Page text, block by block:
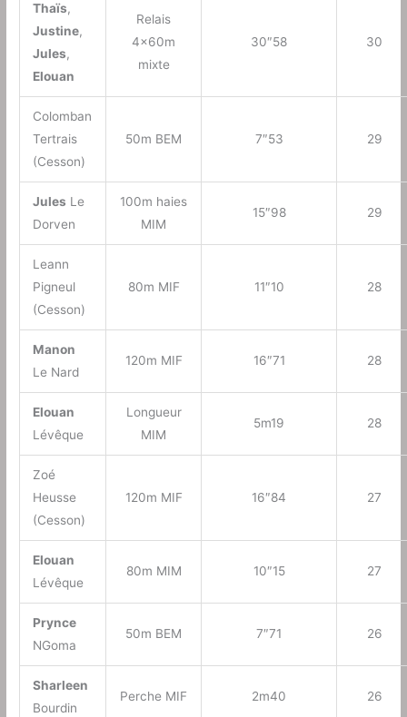
Thaïs,
Justine,
Jules,
Elouan
Relais
4x60m
mixte
30″58 30
Colomban
Tertrais
(Cesson)
50m BEM 7″53 29
Jules Le
Dorven
100m haies
MIM
15″98 29
Leann
Pigneul
(Cesson)
80m MIF 11″10 28
Manon
Le Nard
120m MIF 16″71 28
Elouan
Lévêque
Longueur
MIM
5m19 28
Zoé
Heusse
(Cesson)
120m MIF 16″84 27
Elouan
Lévêque
80m MIM 10″15 27
Prynce
NGoma
50m BEM 7″71 26
Sharleen
Bourdin
Perche MIF 2m40 26